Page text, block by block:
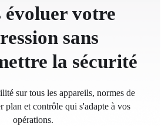
évoluer votre
sans
la sécurité
sur tous les appareils, normes de
plan et contrôle qui s'adapte à vos
opérations.